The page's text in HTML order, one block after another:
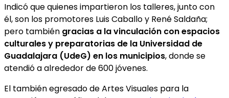
Indicó que quienes impartieron los talleres, junto con
él, son los promotores Luis Caballo y René Saldaña;
pero también gracias a la vinculación con espacios
culturales y preparatorias de la Universidad de
Guadalajara (UdeG) en los municipios, donde se
atendió a alrededor de 600 jóvenes.
El también egresado de Artes Visuales para la